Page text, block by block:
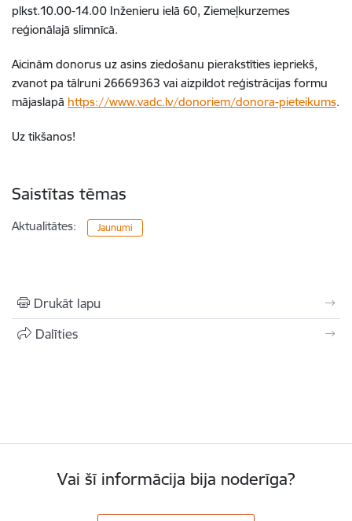
plkst.10.00-14.00 Inženieru ielā 60, Ziemeļkurzemes
reģionālajā slimnīcā.
Aicinām donorus uz asins ziedošanu pierakstīties iepriekš,
zvanot pa tālruni 26669363 vai aizpildot reģistrācijas formu
mājaslapā https://www.vadc.lv/donoriem/donora-pieteikums.
Uz tikšanos!
Saistītas tēmas
Aktualitātes: Jaunumi
Drukāt lapu
Dalīties
Vai šī informācija bija noderīga?